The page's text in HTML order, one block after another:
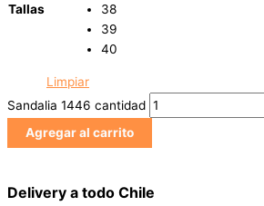
Tallas
38
39
40
Limpiar
Sandalia 1446 cantidad
Agregar al carrito
Delivery a todo Chile